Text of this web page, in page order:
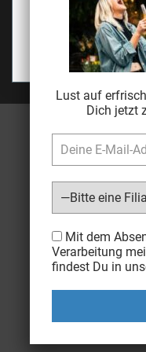
Lust auf
Dich jetzt
Bitte lasse
Mit dem
Verarbeitung
findest Du in